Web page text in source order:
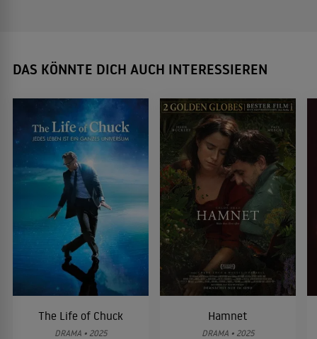
DAS KÖNNTE DICH AUCH INTERESSIEREN
The Life of Chuck
DRAMA • 2025
Hamnet
DRAMA • 2025